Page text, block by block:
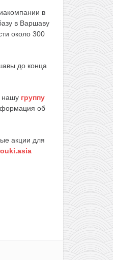
в
в Варшаву
около 300
до конца
нашу группу
об
акции для